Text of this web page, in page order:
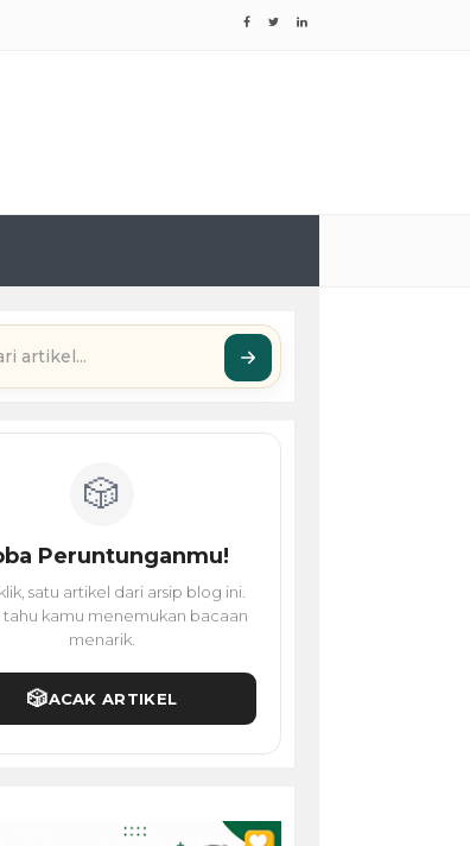
🎲
Peruntunganmu!
satu artikel dari arsip blog ini.
tahu kamu menemukan bacaan
menarik.
🎲ACAK ARTIKEL